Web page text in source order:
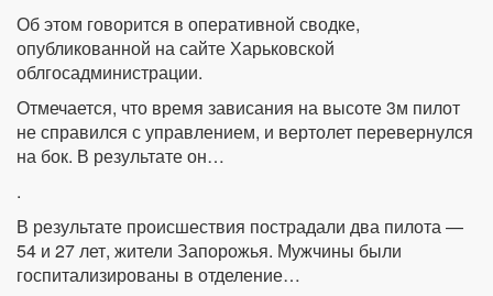
Об этом говорится в оперативной сводке,
опубликованной на сайте Харьковской
облгосадминистрации.
Отмечается, что время зависания на высоте 3м пилот
не справился с управлением, и вертолет перевернулся
на бок. В результате он…
.
В результате происшествия пострадали два пилота —
54 и 27 лет, жители Запорожья. Мужчины были
госпитализированы в отделение…